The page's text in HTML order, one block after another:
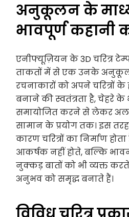
अनुकूलन के
भावपूर्ण कहानी
एनीफ्यूज़ियन के 3D चरित्र
ताकतों में से एक उनके
रचनाकारों को अपने चरित्रों
बनाने की स्वतंत्रता है, चेहरे के
समायोजित करने से लेकर
सामान के प्रयोग तक। इस
कारण चरित्रों का निर्माण
आकर्षक नहीं होते, बल्कि
नुक्कड़ बातों को भी व्यक्त
अनुभव को समृद्ध बनाते हैं।